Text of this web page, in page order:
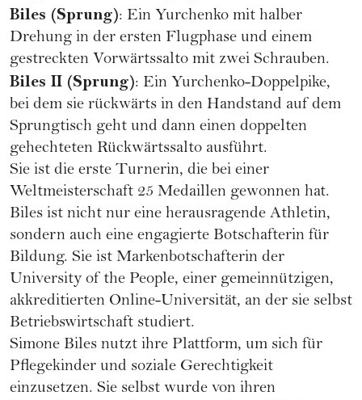
Biles (Sprung): Ein Yurchenko mit halber
Drehung in der ersten Flugphase und einem
gestreckten Vorwärtssalto mit zwei Schrauben.
Biles II (Sprung): Ein Yurchenko-Doppelpike,
bei dem sie rückwärts in den Handstand auf dem
Sprungtisch geht und dann einen doppelten
gehechteten Rückwärtssalto ausführt.
Sie ist die erste Turnerin, die bei einer
Weltmeisterschaft 25 Medaillen gewonnen hat.
Biles ist nicht nur eine herausragende Athletin,
sondern auch eine engagierte Botschafterin für
Bildung. Sie ist Markenbotschafterin der
University of the People, einer gemeinnützigen,
akkreditierten Online-Universität, an der sie selbst
Betriebswirtschaft studiert.
Simone Biles nutzt ihre Plattform, um sich für
Pflegekinder und soziale Gerechtigkeit
einzusetzen. Sie selbst wurde von ihren